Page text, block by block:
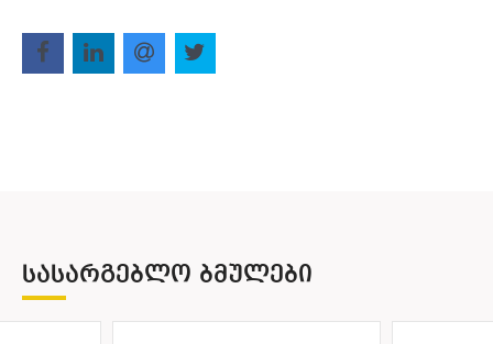
ᲡᲐᲡᲐᲠᲒᲔᲑᲚᲝ ᲑᲛᲣᲚᲔᲑᲘ